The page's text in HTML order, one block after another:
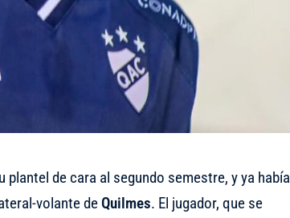
plantel de cara al segundo semestre, yya había
volante deQuilmes. El jugador, que se